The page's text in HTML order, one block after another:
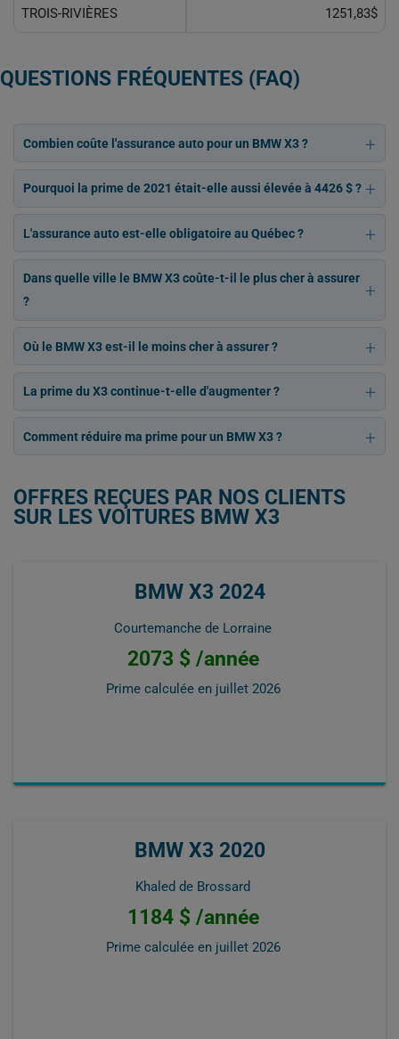
TROIS-RIVIÈRES 1251,83$
QUESTIONS FRÉQUENTES (FAQ)
Combien coûte l'assurance auto pour un BMW X3 ?
Pourquoi la prime de 2021 était-elle aussi élevée à 4426 $ ?
L'assurance auto est-elle obligatoire au Québec ?
Dans quelle ville le BMW X3 coûte-t-il le plus cher à assurer
?
Où le BMW X3 est-il le moins cher à assurer ?
La prime du X3 continue-t-elle d'augmenter ?
Comment réduire ma prime pour un BMW X3 ?
OFFRES REÇUES PAR NOS CLIENTS
SUR LES VOITURES BMW X3
BMW X3 2024
Courtemanche de Lorraine
2073 $ /année
Prime calculée en juillet 2026
BMW X3 2020
Khaled de Brossard
1184 $ /année
Prime calculée en juillet 2026